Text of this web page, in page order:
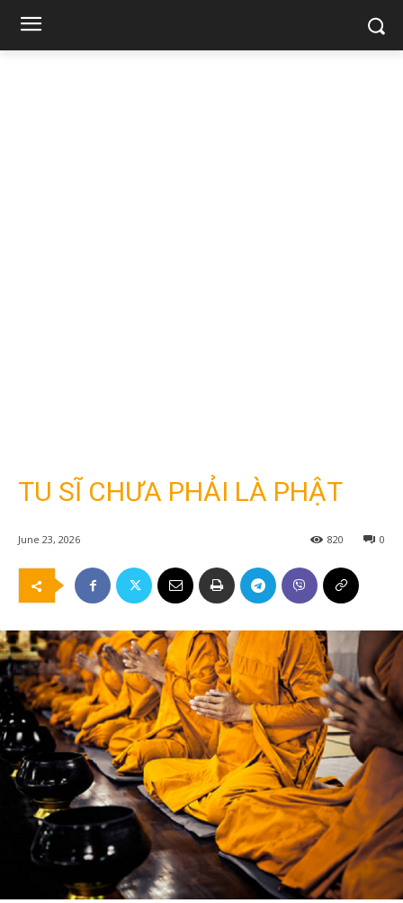
TU SĨ CHƯA PHẢI LÀ PHẬT
June 23, 2026 0
820